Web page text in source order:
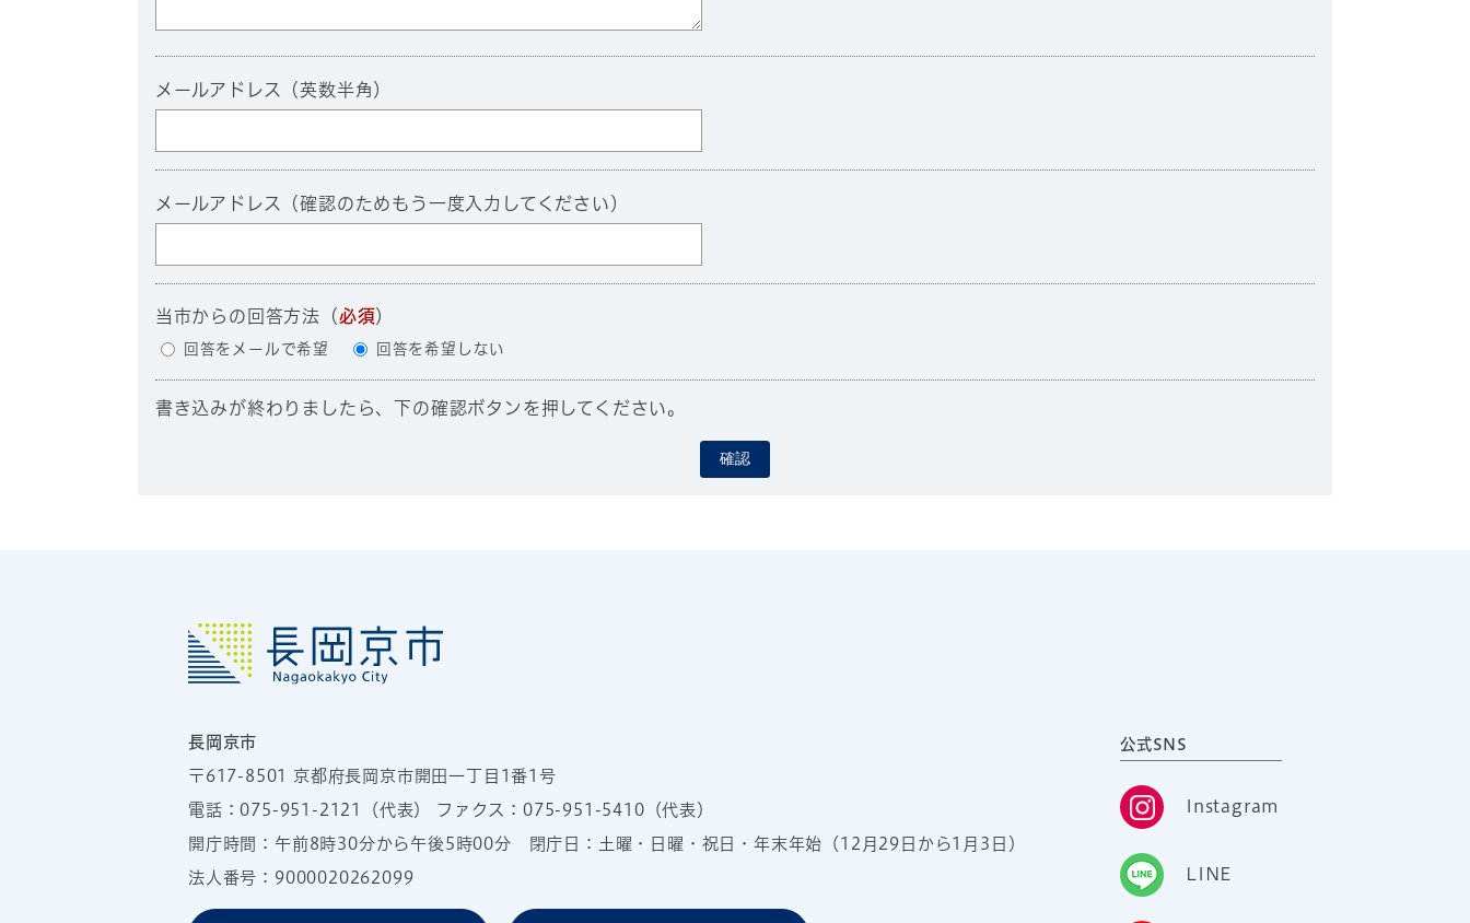
メールアドレス（英数半角）
メールアドレス（確認のためもう一度入力してください）
当市からの回答方法 （必須）
回答をメールで希望 回答を希望しない
書き込みが終わりましたら、下の確認ボタンを押してください。
確認
長岡京市
〒617-8501 京都府長岡京市開田一丁目1番1号
電話：075-951-2121 （代表） ファクス：075-951-5410（代表）
開庁時間：午前8時30分から午後5時00分 閉庁日：土曜・日曜・祝日・年末年始（12月29日から1月3日）
法人番号：9000020262099
公式SNS
Instagram
LINE